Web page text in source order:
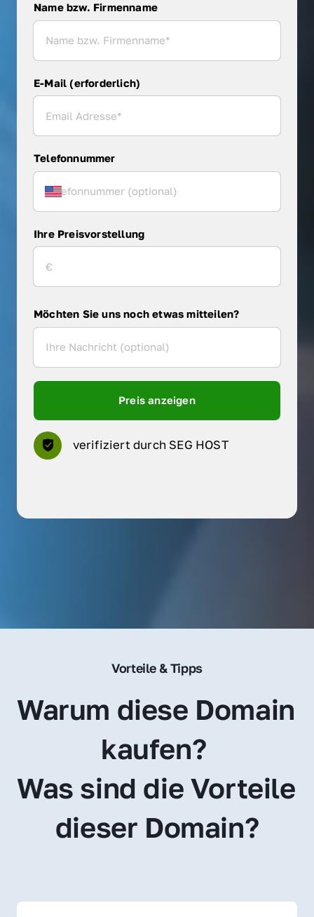
Name bzw. Firmenname
Name bzw. Firmenname
E-Mail (erforderlich)
Telefonnummer
Ihre Preisvorstellung
Möchten Sie uns noch etwas mitteilen?
Preis anzeigen
verifiziert durch SEG HOST
Vorteile & Tipps
Warum diese Domain
kaufen?
Was sind die Vorteile
dieser Domain?